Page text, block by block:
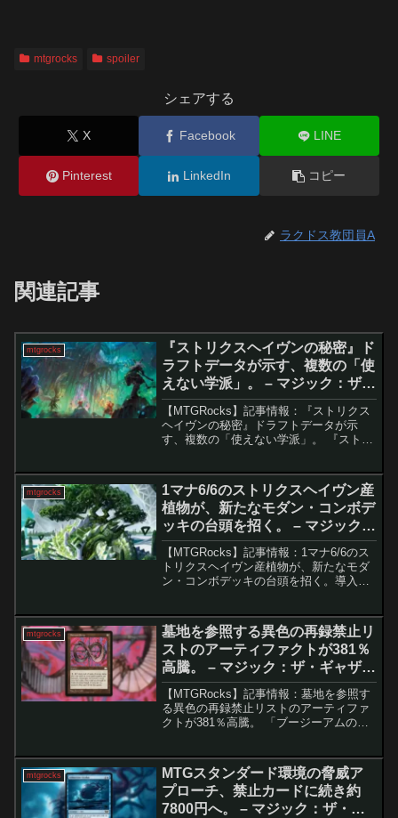
mtgrocks spoiler
シェアする
X Facebook LINE
Pinterest LinkedIn コピー
ラクドス教団員A
関連記事
mtgrocks
『ストリクスヘイヴンの秘密』ド
ラフトデータが示す、複数の「使
えない学派」。 – マジック：ザ・
ギャザリング
【MTGRocks】記事情報：『ストリクス
ヘイヴンの秘密』ドラフトデータが示
す、複数の「使えない学派」。 『ストリ
が徐々に明らかになってきた。本セット
は各学派に対応す...
mtgrocks
1マナ6/6のストリクスヘイヴン産
植物が、新たなモダン・コンボデ
ッキの台頭を招く。 – マジック：
ザ・ギャザリング
【MTGRocks】記事情報：1マナ6/6のス
トリクスヘイヴン産植物が、新たなモダ
ン・コンボデッキの台頭を招く。導入
は「まどろみのトラッジ」を中核に据え
た新しい緑単色...
mtgrocks
墓地を参照する異色の再録禁止リ
ストのアーティファクトが381％
高騰。 – マジック：ザ・ギャザリ
ング
【MTGRocks】記事情報：墓地を参照す
る異色の再録禁止リストのアーティファ
クトが381％高騰。 「ブージーアムの
存在した「墓地の順番を参照する」とい
う特異なメカニ...
mtgrocks
MTGスタンダード環境の脅威ア
プローチ、禁止カードに続き約
7800円へ。 – マジック：ザ・ギ